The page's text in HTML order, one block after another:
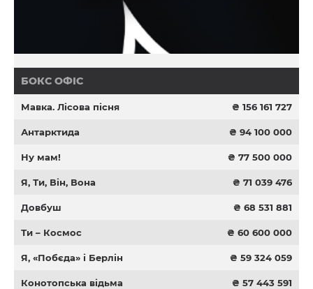
БОКС ОФІС
Мавка. Лісова пісня ₴ 156 161 727
Антарктида ₴ 94 100 000
Ну мам! ₴ 77 500 000
Я, Ти, Він, Вона ₴ 71 039 476
Довбуш ₴ 68 531 881
Ти – Космос ₴ 60 600 000
Я, «Побєда» і Берлін ₴ 59 324 059
Конотопська відьма ₴ 57 443 591